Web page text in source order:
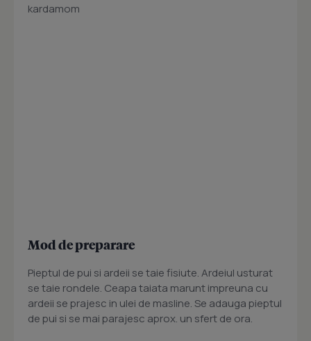
kardamom
Mod de preparare
Pieptul de pui si ardeii se taie fisiute. Ardeiul usturat
se taie rondele. Ceapa taiata marunt impreuna cu
ardeii se prajesc in ulei de masline. Se adauga pieptul
de pui si se mai parajesc aprox. un sfert de ora.